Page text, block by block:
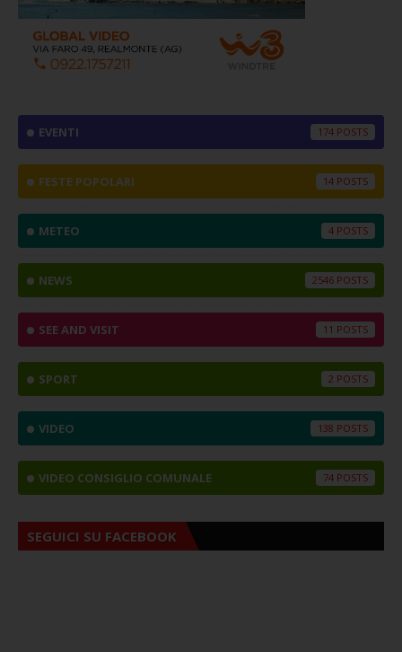
EVENTI 174
FESTE POPOLARI 14
METEO 4
NEWS 2546
SEE AND VISIT 11
SPORT 2
VIDEO 138
VIDEO CONSIGLIO COMUNALE 74
SEGUICI SU FACEBOOK